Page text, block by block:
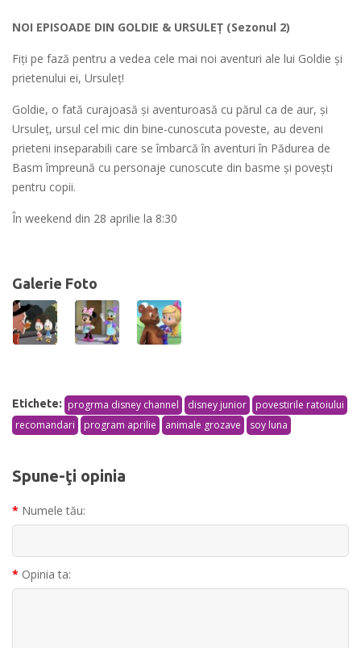
NOI EPISOADE DIN GOLDIE & URSULEȚ (Sezonul 2)
Fiți pe fază pentru a vedea cele mai noi aventuri ale lui Goldie și
prietenului ei, Ursuleț!
Goldie, o fată curajoasă și aventuroasă cu părul ca de aur, și
Ursuleț, ursul cel mic din bine-cunoscuta poveste, au deveni
prieteni inseparabili care se îmbarcă în aventuri în Pădurea de
Basm împreună cu personaje cunoscute din basme și povești
pentru copii.
În weekend din 28 aprilie la 8:30
Galerie Foto
Etichete: progrma disney channel disney junior
povestirile ratoiului
recomandari
program aprilie animale grozave soy luna
Spune-ţi opinia
Numele tău:
Opinia ta: